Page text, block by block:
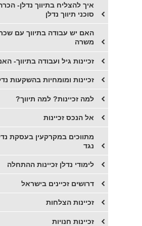
​איך להצליח בתיווך נדלן-
סוכני תיווך נדלן
האם יש עבודה בתיווך עם
משרה
זכיינות גיל ועבודה בתיווך-
זכיינות ומומחיות בהשקעות
למה זכיינות? למה תיווך?
אל הנכס זכיינות
מתווכים במקרקעין בעסקת
נגד
לימודי נדלן זכיינות ההתחלה
דרושים זכיינים בישראל
זכיינות הצלחות
זכיינות חנויות